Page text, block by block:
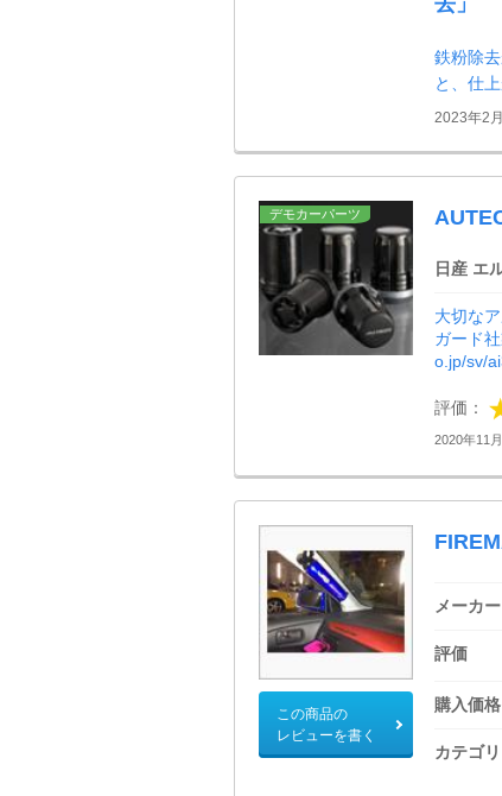
鉄粉除
と、仕
2023年2
デモカーパーツ
日産 エ
大切な
ガード
o.jp/sv/
評価：
2020年11
この商品の
レビューを書く
メーカー
評価
購入価格
カテゴリ